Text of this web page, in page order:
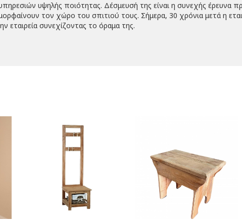
υψηλής ποιότητας. Δέσμευσή της είναι η συνεχής έρευνα
τον χώρο του σπιτιού τους. Σήμερα, 30 χρόνια μετά η
εταιρεία συνεχίζοντας το όραμα της.